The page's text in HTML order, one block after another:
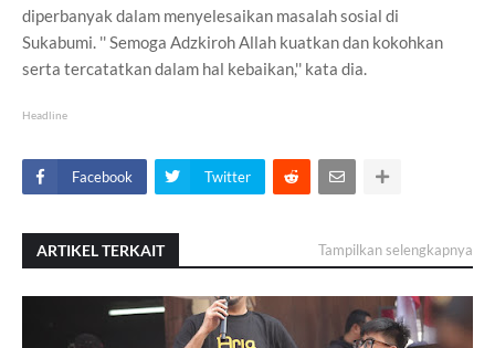
diperbanyak dalam menyelesaikan masalah sosial di
Sukabumi. '' Semoga Adzkiroh Allah kuatkan dan kokohkan
serta tercatatkan dalam hal kebaikan,'' kata dia.
Headline
Facebook Twitter
ARTIKEL TERKAIT Tampilkan selengkapnya